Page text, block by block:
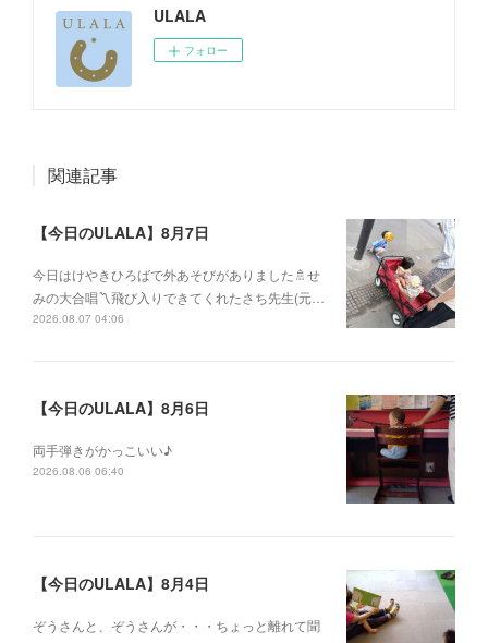
ULALA
フォロー
関連記事
【今日のULALA】8月7日
今日はけやきひろばで外あそびがありました🚿せ
みの大合唱〽飛び入りできてくれたさち先生(元…
2026.08.07 04:06
【今日のULALA】8月6日
両手弾きがかっこいい♪
2026.08.06 06:40
【今日のULALA】8月4日
ぞうさんと、ぞうさんが・・・ちょっと離れて聞